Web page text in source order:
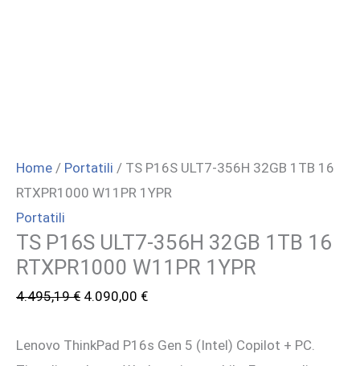
Home / Portatili / TS P16S ULT7-356H 32GB 1TB 16
RTXPR1000 W11PR 1YPR
Portatili
TS P16S ULT7-356H 32GB 1TB 16
RTXPR1000 W11PR 1YPR
4.495,19€ Il
originale
4.090,00 €Il
attuale
Lenovo ThinkPad P16s Gen 5 (Intel) Copilot + PC.